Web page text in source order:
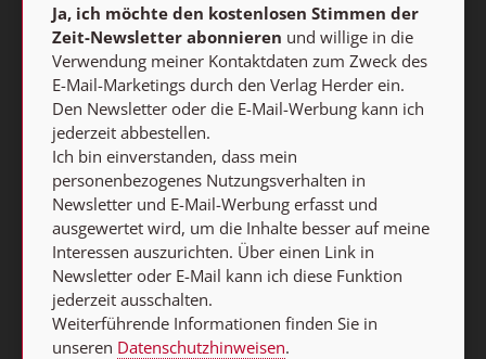
Vertrag widerrufen
Abo online kündigen
Nach oben
Ja, ich möchte den kostenlosen Stimmen der
Zeit-Newsletter abonnieren und willige in die
Verwendung meiner Kontaktdaten zum Zweck des
E-Mail-Marketings durch den Verlag Herder ein.
Den Newsletter oder die E-Mail-Werbung kann ich
jederzeit abbestellen.
Ich bin einverstanden, dass mein
personenbezogenes Nutzungsverhalten in
Newsletter und E-Mail-Werbung erfasst und
ausgewertet wird, um die Inhalte besser auf meine
Interessen auszurichten. Über einen Link in
Newsletter oder E-Mail kann ich diese Funktion
jederzeit ausschalten.
Weiterführende Informationen finden Sie in
unseren Datenschutzhinweisen.